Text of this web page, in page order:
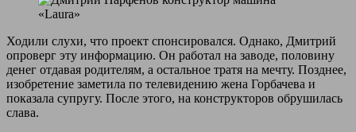
Ходили слухи, что проект спонсировался. Однако, Дмитрий
опроверг эту информацию. Он работал на заводе, половину
денег отдавая родителям, а остальное тратя на мечту. Позднее,
изобретение заметила по телевидению жена Горбачева и
показала супругу. После этого, на конструкторов обрушилась
слава.